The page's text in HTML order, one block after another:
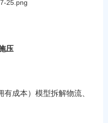
压
有成本）模型拆解物流、